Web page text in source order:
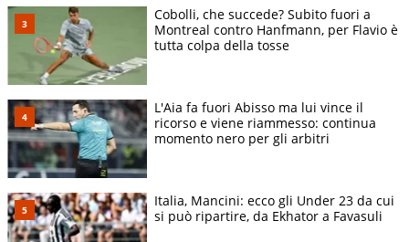
Cobolli, che succede? Subito fuori a
Montreal contro Hanfmann, per Flavio è
tutta colpa della tosse
L'Aia fa fuori Abisso ma lui vince il
ricorso e viene riammesso: continua
momento nero per gli arbitri
Italia, Mancini: ecco gli Under 23 da cui
si può ripartire, da Ekhator a Favasuli